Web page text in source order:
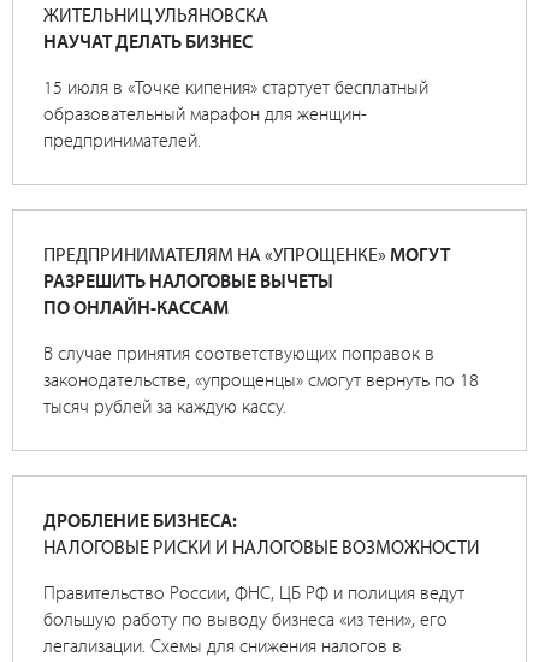
ЖИТЕЛЬНИЦ УЛЬЯНОВСКА
НАУЧАТ ДЕЛАТЬ БИЗНЕС
15 июля в «Точке кипения» стартует бесплатный
образовательный марафон для женщин-
предпринимателей.
ПРЕДПРИНИМАТЕЛЯМ НА «УПРОЩЕНКЕ» МОГУТ
РАЗРЕШИТЬ НАЛОГОВЫЕ ВЫЧЕТЫ
ПО ОНЛАЙН-КАССАМ
В случае принятия соответствующих поправок в
законодательстве, «упрощенцы» смогут вернуть по 18
тысяч рублей за каждую кассу.
ДРОБЛЕНИЕ БИЗНЕСА:
НАЛОГОВЫЕ РИСКИ И НАЛОГОВЫЕ ВОЗМОЖНОСТИ
Правительство России, ФНС, ЦБ РФ и полиция ведут
большую работу по выводу бизнеса «из тени», его
легализации. Схемы для снижения налогов в